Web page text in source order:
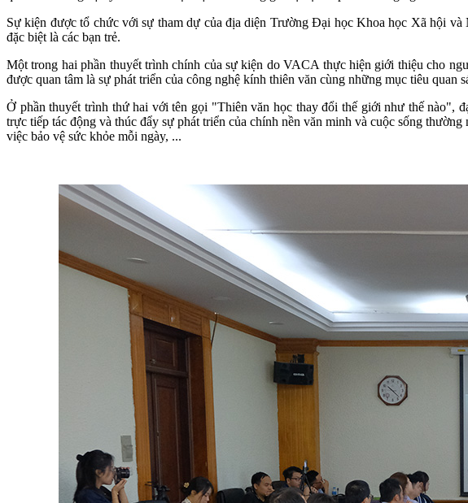
Sự kiện được tổ chức với sự tham dự của địa diện Trường Đại học Khoa học Xã hội
đặc biệt là các bạn trẻ.
Một trong hai phần thuyết trình chính của sự kiện do VACA thực hiện giới thiệu cho
được quan tâm là sự phát triển của công nghệ kính thiên văn cùng những mục tiêu
Ở phần thuyết trình thứ hai với tên gọi "Thiên văn học thay đổi thế giới như thế nào",
trực tiếp tác động và thúc đẩy sự phát triển của chính nền văn minh và cuộc sống
việc bảo vệ sức khỏe mỗi ngày, ...